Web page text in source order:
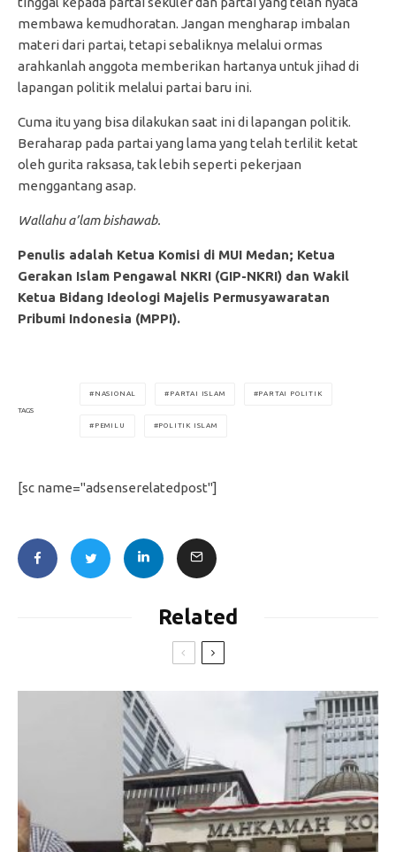
membawa kemudhoratan. Jangan mengharap imbalan
materi dari partai, tetapi sebaliknya melalui ormas
arahkanlah anggota memberikan hartanya untuk jihad di
lapangan politik melalui partai baru ini.
Cuma itu yang bisa dilakukan saat ini di lapangan politik.
Beraharap pada partai yang lama yang telah terlilit ketat
oleh gurita raksasa, tak lebih seperti pekerjaan
menggantang asap.
Wallahu a’lam bishawab.
Penulis adalah Ketua Komisi di MUI Medan; Ketua
Gerakan Islam Pengawal NKRI (GIP-NKRI) dan Wakil
Ketua Bidang Ideologi Majelis Permusyawaratan
Pribumi Indonesia (MPPI).
TAGS
NASIONAL PARTAI ISLAM PARTAI POLITIK
PEMILU POLITIK ISLAM
[sc name="adsenserelatedpost"]
Related